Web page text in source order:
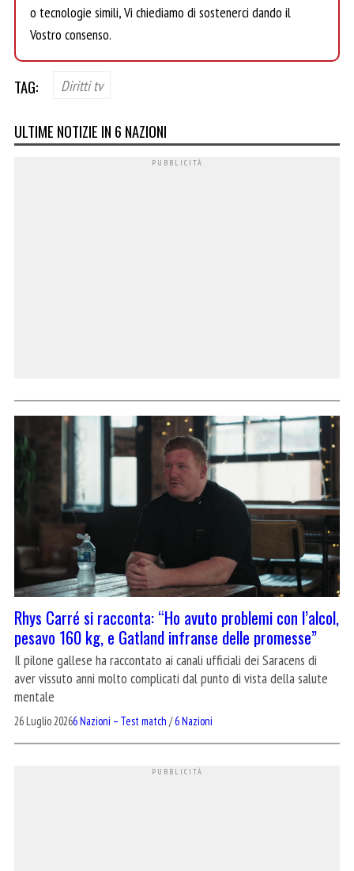
o tecnologie simili, Vi chiediamo di sostenerci dando il
Vostro consenso.
TAG: Diritti tv
ULTIME NOTIZIE IN 6 NAZIONI
Rhys Carré si racconta: “Ho avuto problemi con l’alcol,
pesavo 160 kg, e Gatland infranse delle promesse”
Il pilone gallese ha raccontato ai canali ufficiali dei Saracens di
aver vissuto anni molto complicati dal punto di vista della salute
mentale
26 Luglio 20266 Nazioni – Test match /6 Nazioni